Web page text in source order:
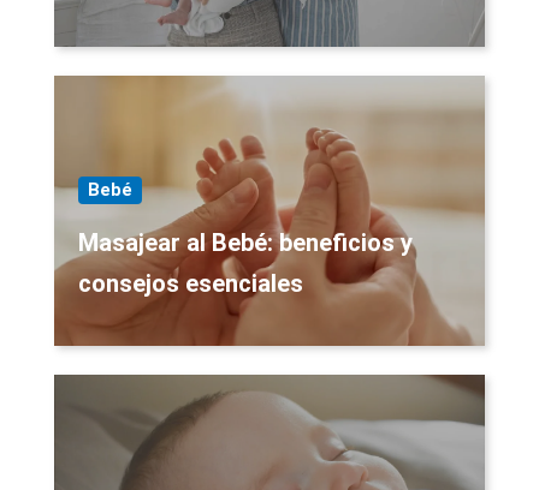
Bebé
Masajear al Bebé: beneficios y
consejos esenciales